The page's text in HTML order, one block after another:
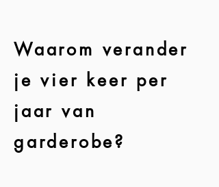
Waarom verander
je vier keer per
jaar van
garderobe?